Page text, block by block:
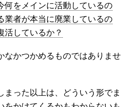
何をメインに活動しているの
業者が本当に廃業しているの
活しているか？
なかつかめるものではありませ
まった以上は、どういう形でま